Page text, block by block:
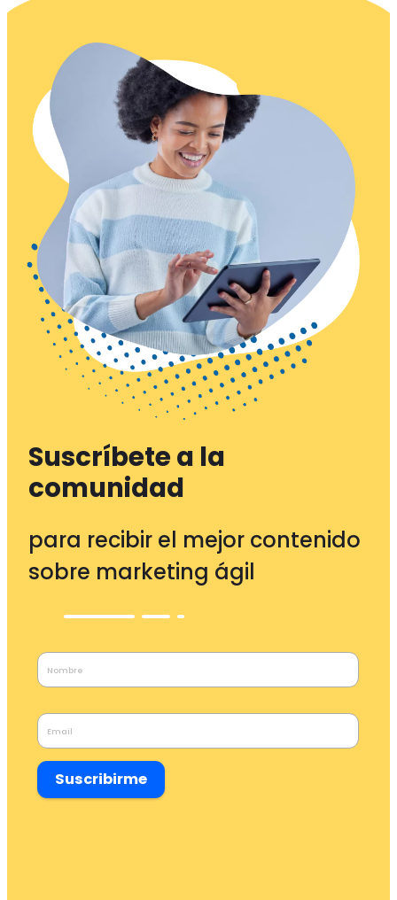
Suscríbete a la
comunidad
para recibir el mejor contenido
sobre marketing ágil
Suscribirme